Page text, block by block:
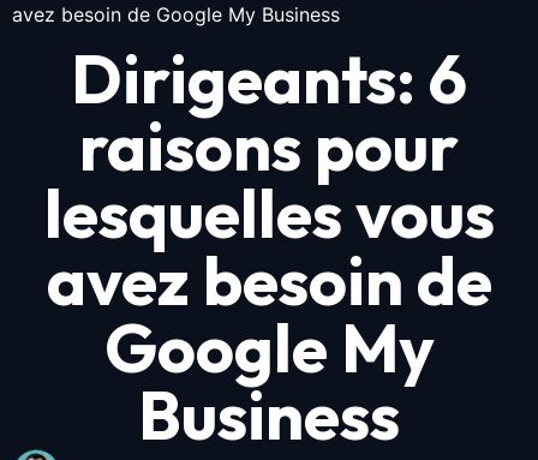
avez besoin de Google My Business
Dirigeants: 6
raisons pour
lesquelles vous
avez besoin de
Google My
Business